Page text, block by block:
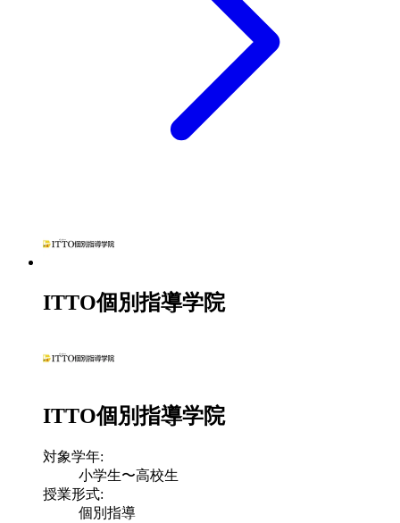
ITTO個別指導学院
ITTO個別指導学院
対象学年:
小学生〜高校生
授業形式:
個別指導